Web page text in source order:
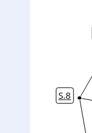
S.eite
8 :
56